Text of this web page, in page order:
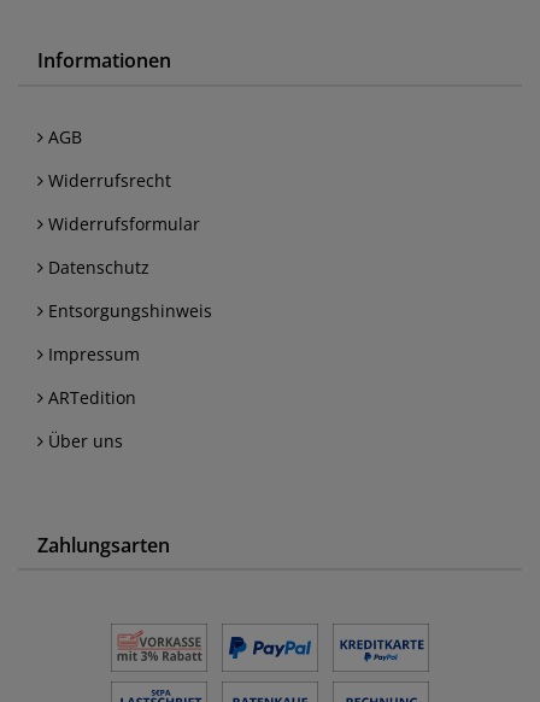
Informationen
AGB
Widerrufsrecht
Widerrufsformular
Datenschutz
Entsorgungshinweis
Impressum
ARTedition
Über uns
Zahlungsarten